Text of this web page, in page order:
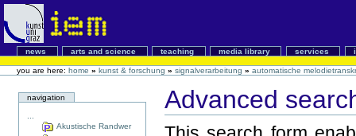
news arts and science teaching media library services
you are here: home » kunst & forschung » signalverarbeitung » automatische
navigation
Akustische Randwer
Advanced